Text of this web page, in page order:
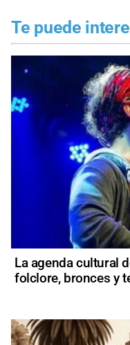
Te puede
La agenda cultural
folclore, bronces y